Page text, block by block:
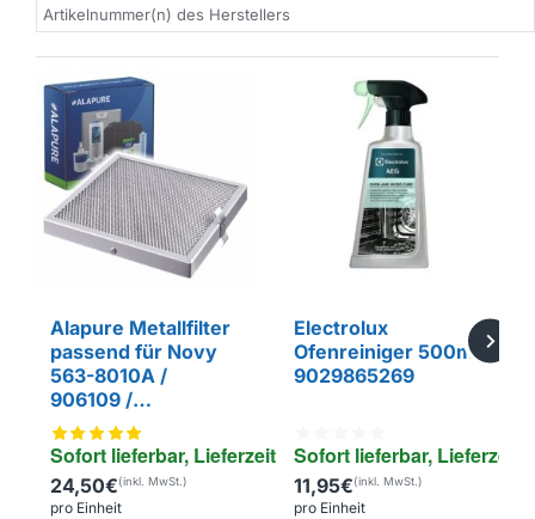
Artikelnummer(n) des Herstellers
EIGENMARKE
Sofort lieferbar, Lieferzeit 1-4 Tage
Alapure Metallfilter
passend für Novy
563-8010A /
906109 /
247x247mm
24,50€
pro Einheit
Sofort lieferbar, Lieferzeit
Electrolux
Ofenreiniger 500ml
9029865269
11,95€
pro Einheit